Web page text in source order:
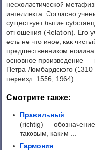
несхоластической
интеллекта. Согласно
существует бытие
отношения (Relation). Его
есть не что иное, как
предшественником
основное произведение
Петра Ломбардского
переизд. 1556, 1964).
Смотрите также:
Правильный
(richtig) — обозначение
таковым, каким ...
Гармония